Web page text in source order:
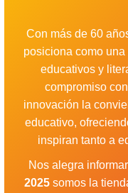
Con más de 60
posiciona como
educativos y
compromiso
innovación la
educativo,
inspiran tanto a
Nos alegra
2025 somos la